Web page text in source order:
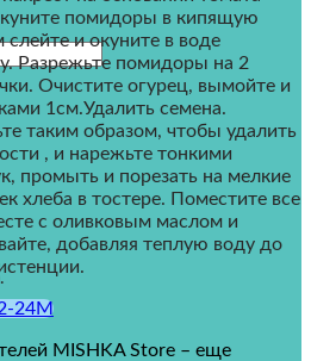
помидоры в кипящую
слейте и окуните в воде
Разрежьте помидоры на 2
Очистите огурец, вымойте и
1см.Удалить семена.
таким образом, чтобы удалить
, и нарежьте тонкими
промыть и порезать на мелкие
хлеба в тостере. Поместите все
с оливковым маслом и
добавляя теплую воду до
24M
MISHKA Store – еще